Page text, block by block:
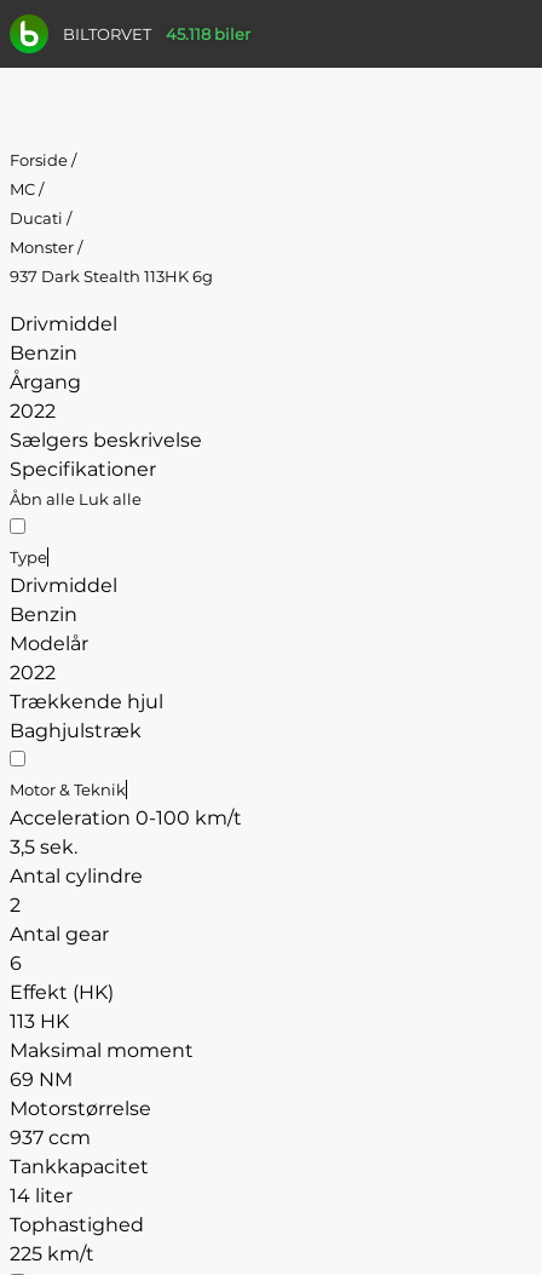
BILTORVET 45.118 biler
Forside/
MC/
Ducati /
Monster/
937 Dark Stealth 113HK 6g
Drivmiddel
Benzin
Årgang
2022
Sælgers beskrivelse
Specifikationer
Åbn alle Luk alle
Type
Drivmiddel
Benzin
Modelår
2022
Trækkende hjul
Baghjulstræk
Motor & Teknik
Acceleration 0-100 km/t
3,5 sek.
Antal cylindre
2
Antal gear
6
Effekt (HK)
113 HK
Maksimal moment
69 NM
Motorstørrelse
937 ccm
Tankkapacitet
14 liter
Tophastighed
225 km/t